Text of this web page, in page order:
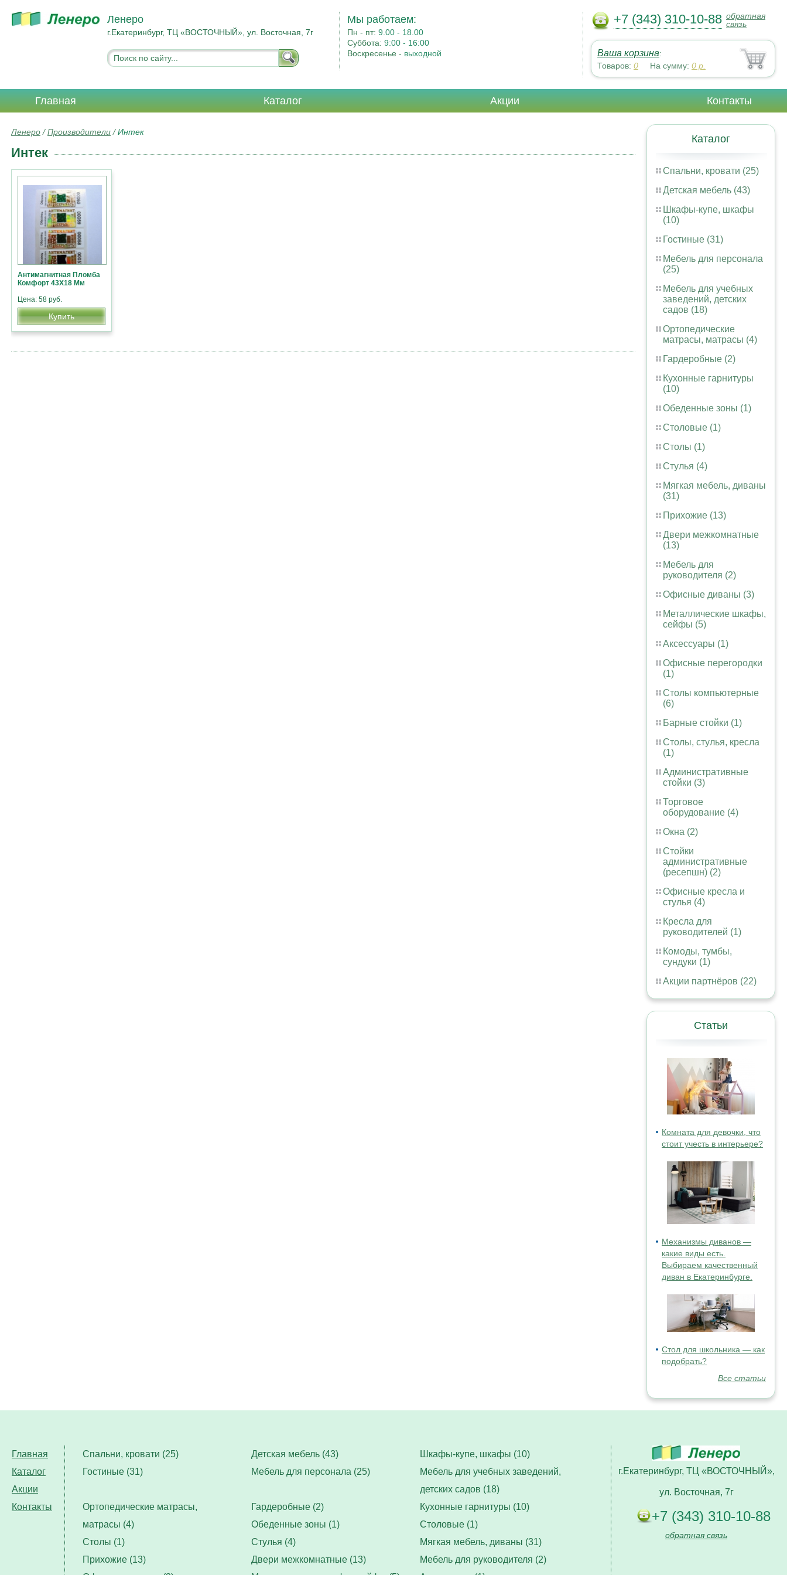
Ленеро
г.Екатеринбург, ТЦ «ВОСТОЧНЫЙ», ул. Восточная, 7г
Мы работаем:
Пн - пт:9.00 - 18.00
Суббота:9:00 - 16:00
Воскресенье - выходной
+7 (343) 310-10-88 обратная
связь
Ваша корзина:
Товаров: 0 На сумму: 0 р.
Главная Каталог Акции Контакты
Каталог
Спальни, кровати (25)
Детская мебель (43)
Шкафы-купе, шкафы
(10)
Гостиные (31)
Мебель для персонала
(25)
Мебель для учебных
заведений, детских
садов (18)
Ортопедические
матрасы, матрасы (4)
Гардеробные (2)
Кухонные гарнитуры
(10)
Обеденные зоны (1)
Столовые (1)
Столы (1)
Стулья (4)
Мягкая мебель, диваны
(31)
Прихожие (13)
Двери межкомнатные
(13)
Мебель для
руководителя (2)
Офисные диваны (3)
Металлические шкафы,
сейфы (5)
Аксессуары (1)
Офисные перегородки
(1)
Столы компьютерные
(6)
Барные стойки (1)
Столы, стулья, кресла
(1)
Административные
стойки (3)
Торговое
оборудование (4)
Окна (2)
Стойки
административные
(ресепшн) (2)
Офисные кресла и
стулья (4)
Кресла для
руководителей (1)
Комоды, тумбы,
сундуки (1)
Акции партнёров (22)
Статьи
Комната для девочки, что
стоит учесть в интерьере?
Механизмы диванов —
какие виды есть.
Выбираем качественный
диван в Екатеринбурге.
Стол для школьника — как
подобрать?
Все статьи
Ленеро /Производители /Интек
Интек
Антимагнитная Пломба
Комфорт 43Х18 Мм
Цена: 58 руб.
Купить
Главная
Каталог
Акции
Контакты
г.Екатеринбург, ТЦ «ВОСТОЧНЫЙ»,
ул. Восточная, 7г
+7 (343) 310-10-88
обратная связь
Спальни, кровати (25) Детская мебель (43)
Шкафы-купе, шкафы (10)
Гостиные (31)
Мебель для персонала (25)
Мебель для учебных заведений,
детских садов (18)
Ортопедические матрасы,
матрасы (4)
Гардеробные (2)
Кухонные гарнитуры (10)
Обеденные зоны (1)
Столовые (1)
Столы (1)
Стулья (4)
Мягкая мебель, диваны (31)
Прихожие (13)
Двери межкомнатные (13)
Мебель для руководителя (2)